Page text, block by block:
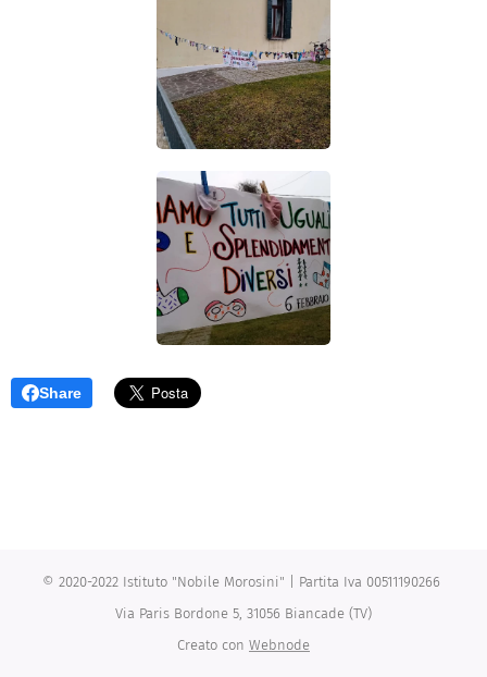
Share
© 2020-2022 Istituto "Nobile Morosini" | Partita Iva 00511190266
Via Paris Bordone 5, 31056 Biancade (TV)
Creato con Webnode